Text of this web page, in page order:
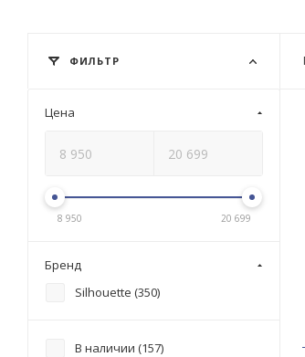
ФИЛЬТР
Цена
8 950 20 699
Бренд
Silhouette (350)
В наличии (157)